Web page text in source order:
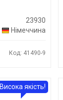
23930
Німеччина
Код: 41490-9
Висока якість!